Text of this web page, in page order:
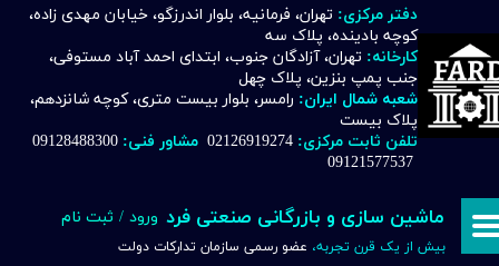
دفتر مرکزی: تهران، فرمانیه، بلوار اندرزگو، خیابان مهدی زاده،
کوچه بادینده، پلاک سه
کارخانه: تهران، آزادگان جنوب، ابتدای احمد آباد مستوفی،
جنب پمپ بنزین، پلاک چهل
شعبه شمال ایران: رامسر، بلوار بیست متری، کوچه شانزدهم،
پلاک بیست
تلفن ثابت مرکزی: 02126919274 مشاور فنی:
09121577537
ماشین سازی و بازرگانی صنعتی فرد
بیش از یک قرن تجربه، عضو رسمی سازمان تدارکات دولت
ورود / ثبت نام
حساب کاربری من
تغییر گذر واژه
خروج از حساب کاربری